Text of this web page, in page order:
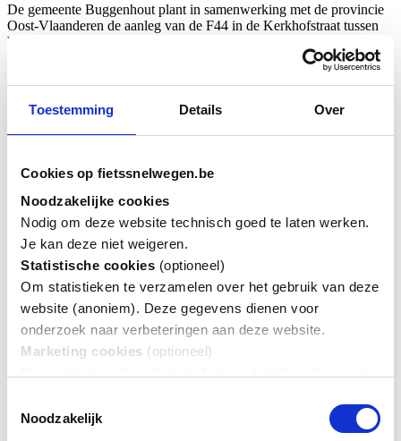
Toestemming Details Over
Cookies op fietssnelwegen.be
Noodzakelijke cookies
Nodig om deze website technisch goed te laten werken.
Je kan deze niet weigeren.
Statistische cookies (optioneel)
Om statistieken te verzamelen over het gebruik van deze
website (anoniem). Deze gegevens dienen voor
onderzoek naar verbeteringen aan deze website.
Marketing cookies (optioneel)
Lees meer over het
Noodzakelijk
De gemeente Buggenhout plant in samenwerking met de provincie
Oost-Vlaanderen de aanleg van de F44 in de Kerkhofstraat tussen
Weiveld en de Kerkstraat. Door de smalle wegbreedte is het niet
mogelijk om hier een aparte fietssnelweg aan te leggen. Fietsers
zullen hier, deels door middel van een fietszone, in gemengd verkeer
fietsen.
Standaard Satelliet
Een vraag? Een opmerking of suggestie?
Heb je een vraag over een project, over een fietssnelweg? Wil je ons
iets melden?
We helpen je graag verder.
Contacteer ons
Staat er een fout op deze website (spelfout, foutieve informatie)?
Mis je informatie? Of vind je iets onduidelijk? Laat het ons weten!
Meld het ons.
Routeplanner